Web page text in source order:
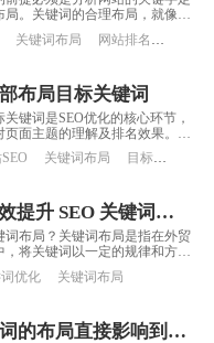
局。关键词的合理布局，就像国
重要哪里不重要，搜索引擎会有
关键词布局 网站排名
布局目标关键词
键词是SEO优化的核心环节，
面主题的理解及排名效果。以
南，结合技术细节与用户体验
关键词布局 目标关键词
SEO优化：有效提升 SEO 关键词布局的实用指南
词布局？关键词布局是指在外贸
，将关键词以一定的规律和方式
使得Google或者搜索引擎......
优化 关键词布局
百度网站关键词的布局直接影响到优化效果和流量